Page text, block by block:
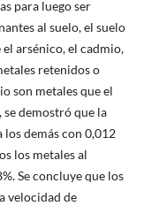
para luego ser
al suelo, el suelo
arsénico, el cadmio,
retenidos o
son metales que el
demostró que la
demás con 0,012
los metales al
Se concluye que los
velocidad de